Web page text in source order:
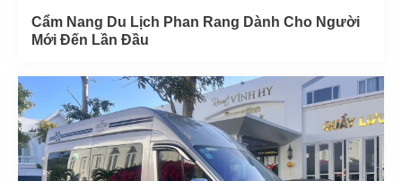
Cẩm Nang Du Lịch Phan Rang Dành Cho Người
Mới Đến Lần Đầu